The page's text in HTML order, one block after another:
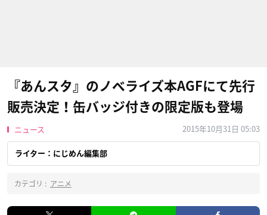
『あんスタ』のノベライズ本AGFにて先行
販売決定！缶バッジ付きの限定版も登場
ニュース 2015年10月31日 05:03
ライター：にじめん編集部
カテゴリ : アニメ